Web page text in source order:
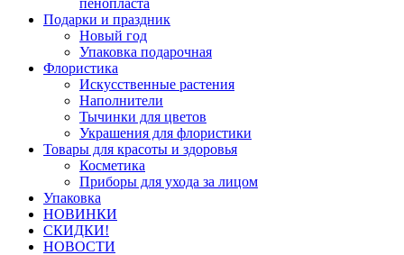
пенопласта
Подарки и праздник
Новый год
Упаковка подарочная
Флористика
Искусственные растения
Наполнители
Тычинки для цветов
Украшения для флористики
Товары для красоты и здоровья
Косметика
Приборы для ухода за лицом
Упаковка
НОВИНКИ
СКИДКИ!
НОВОСТИ